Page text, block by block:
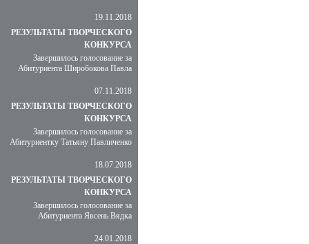
19.11.2018
РЕЗУЛЬТАТЫ ТВОРЧЕСКОГО
КОНКУРСА
Завершилось голосование за
Абитуриента Широбокова Павла
07.11.2018
РЕЗУЛЬТАТЫ ТВОРЧЕСКОГО
КОНКУРСА
Завершилось голосование за
Абитуриентку Татьяну Павличенко
18.07.2018
РЕЗУЛЬТАТЫ ТВОРЧЕСКОГО
КОНКУРСА
Завершилось голосование за
Абитуриента Явсень Вядка
24.01.2018